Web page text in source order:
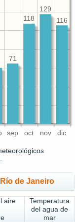
sep oct nov dic
116
129
118
71
de Janeiro
aire
Temperatura
del agua de
mar